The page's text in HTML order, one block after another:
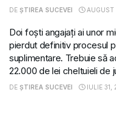
DE ȘTIREA SUCEVEI AUGUST
Doi foști angajați ai unor
pierdut definitiv procesul
suplimentare. Trebuie să
22.000 de lei cheltuieli de
DE ȘTIREA SUCEVEI IULIE 31,